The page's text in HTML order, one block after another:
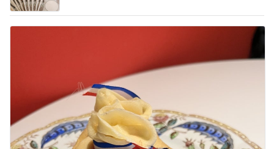
月一で楽しみな美味しいクレープ
Amebaトピックス 1日前